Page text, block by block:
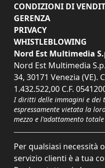
CONDIZIONI DI
GERENZA
PRIVACY
WHISTLEBLOWING
Nord Est Multimedia
Nord Est Multimedia
34, 30171 Venezia (VE).
1.432.522,00 C.F.
I diritti delle immagini e dei
espressamente vietata la
mezzo e l'adattamento
Per qualsiasi necessità
servizio clienti è a tua